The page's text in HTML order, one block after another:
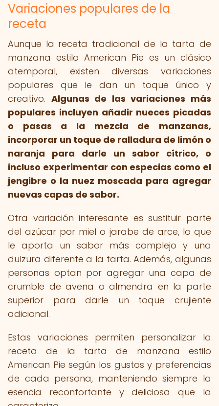
Variaciones populares de la
receta
Aunque la receta tradicional de la tarta de
manzana estilo American Pie es un clásico
atemporal, existen diversas variaciones
populares que le dan un toque único y
creativo. Algunas de las variaciones más
populares incluyen añadir nueces picadas
o pasas a la mezcla de manzanas,
incorporar un toque de ralladura de limón o
naranja para darle un sabor cítrico, o
incluso experimentar con especias como el
jengibre o la nuez moscada para agregar
nuevas capas de sabor.
Otra variación interesante es sustituir parte
del azúcar por miel o jarabe de arce, lo que
le aporta un sabor más complejo y una
dulzura diferente a la tarta. Además, algunas
personas optan por agregar una capa de
crumble de avena o almendra en la parte
superior para darle un toque crujiente
adicional.
Estas variaciones permiten personalizar la
receta de la tarta de manzana estilo
American Pie según los gustos y preferencias
de cada persona, manteniendo siempre la
esencia reconfortante y deliciosa que la